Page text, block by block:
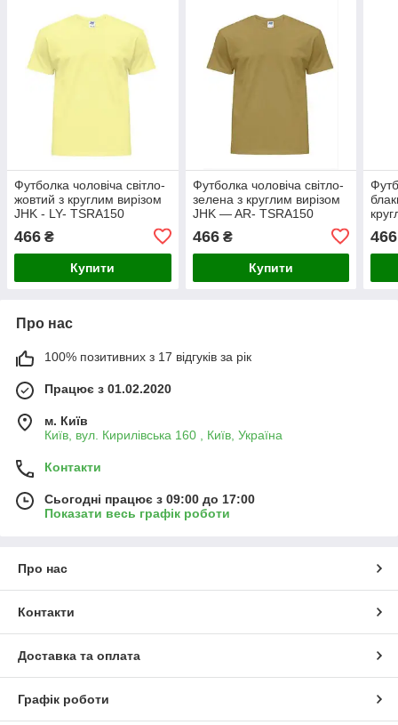
Футболка чоловіча світло-
жовтий з круглим вирізом
JHK - LY- TSRA150
466 ₴
Купити
Футболка чоловіча світло-
зелена з круглим вирізом
JHK — AR- TSRA150
466₴
Купити
466
Про нас
100% позитивних з 17 відгуків за рік
Працює з 01.02.2020
м. Київ
Київ, вул. Кирилівська 160 , Київ, Україна
Контакти
Сьогодні працює з 09:00 до 17:00
Показати весь графік роботи
Про нас
Контакти
Доставка та оплата
Графік роботи